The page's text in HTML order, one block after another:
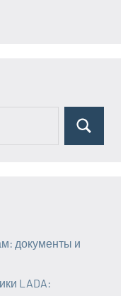
Поиск
документы и
LADA: